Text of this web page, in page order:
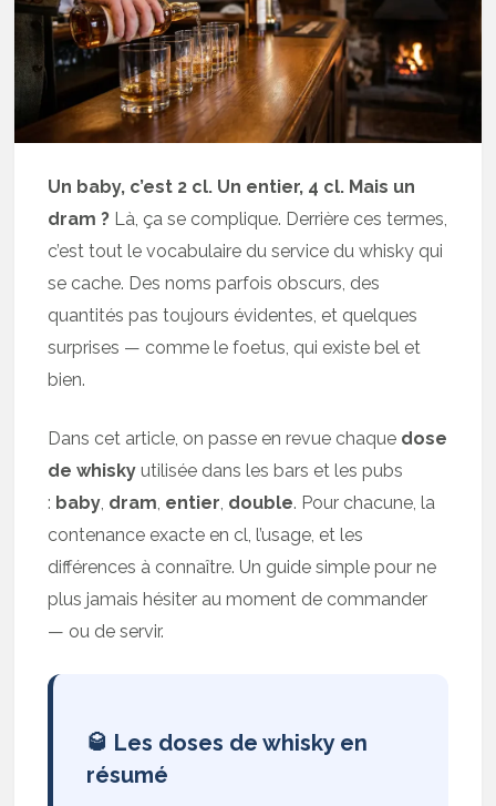
Un baby, c’est 2 cl. Un entier, 4 cl. Mais un
dram ? Là, ça se complique. Derrière ces termes,
c’est tout le vocabulaire du service du whisky qui
se cache. Des noms parfois obscurs, des
quantités pas toujours évidentes, et quelques
surprises — comme le foetus, qui existe bel et
bien.
Dans cet article, on passe en revue chaque dose
de whisky utilisée dans les bars et les pubs
: baby, dram, entier, double. Pour chacune, la
contenance exacte en cl, l’usage, et les
différences à connaître. Un guide simple pour ne
plus jamais hésiter au moment de commander
— ou de servir.
🥃 Les doses de whisky en
résumé